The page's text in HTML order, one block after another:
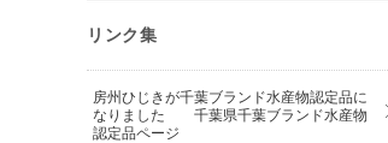
リンク集
房州ひじきが千葉ブランド水産物認定品に
なりました 千葉県千葉ブランド水産物
認定品ページ